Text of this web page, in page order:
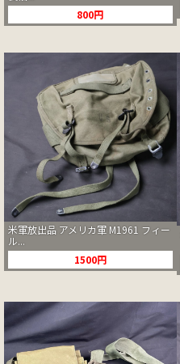
800円
米軍放出品 アメリカ軍 M1961 フィー
ル...
1500円